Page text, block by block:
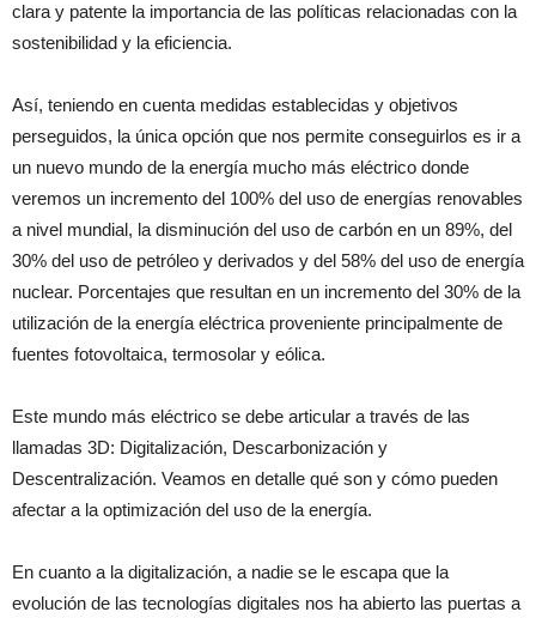
clara y patente la importancia de las políticas relacionadas con la
sostenibilidad y la eficiencia.
Así, teniendo en cuenta medidas establecidas y objetivos
perseguidos, la única opción que nos permite conseguirlos es ir a
un nuevo mundo de la energía mucho más eléctrico donde
veremos un incremento del 100% del uso de energías renovables
a nivel mundial, la disminución del uso de carbón en un 89%, del
30% del uso de petróleo y derivados y del 58% del uso de energía
nuclear. Porcentajes que resultan en un incremento del 30% de la
utilización de la energía eléctrica proveniente principalmente de
fuentes fotovoltaica, termosolar y eólica.
Este mundo más eléctrico se debe articular a través de las
llamadas 3D: Digitalización, Descarbonización y
Descentralización. Veamos en detalle qué son y cómo pueden
afectar a la optimización del uso de la energía.
En cuanto a la digitalización, a nadie se le escapa que la
evolución de las tecnologías digitales nos ha abierto las puertas a